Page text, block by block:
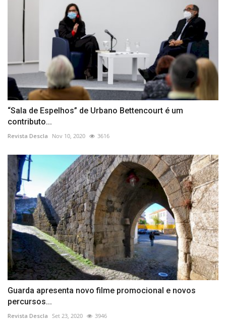
“Sala de Espelhos” de Urbano Bettencourt é um
contributo...
Revista Descla Nov 10, 2020 3616
Guarda apresenta novo filme promocional e novos
percursos...
Revista Descla Set 23, 2020 3946